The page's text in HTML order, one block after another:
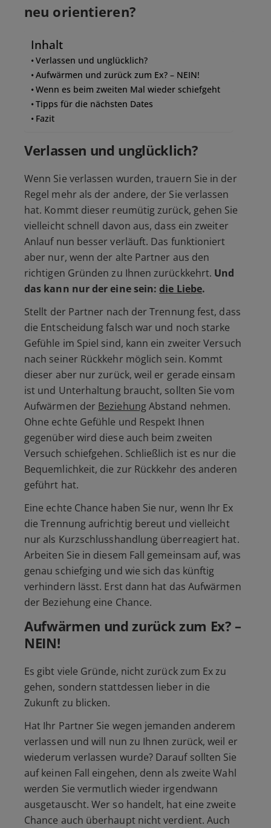
neu orientieren?
Inhalt
Verlassen und unglücklich?
Aufwärmen und zurück zum Ex? – NEIN!
Wenn es beim zweiten Mal wieder schiefgeht
Tipps für die nächsten Dates
Fazit
Verlassen und unglücklich?
Wenn Sie verlassen wurden, trauern Sie in der
Regel mehr als der andere, der Sie verlassen
hat. Kommt dieser reumütig zurück, gehen Sie
vielleicht schnell davon aus, dass ein zweiter
Anlauf nun besser verläuft. Das funktioniert
aber nur, wenn der alte Partner aus den
richtigen Gründen zu Ihnen zurückkehrt. Und
das kann nur der eine sein:die Liebe.
Stellt der Partner nach der Trennung fest, dass
die Entscheidung falsch war und noch starke
Gefühle im Spiel sind, kann ein zweiter Versuch
nach seiner Rückkehr möglich sein. Kommt
dieser aber nur zurück, weil er gerade einsam
ist und Unterhaltung braucht, sollten Sie vom
Aufwärmen der BeziehungAbstand nehmen.
Ohne echte Gefühle und Respekt Ihnen
gegenüber wird diese auch beim zweiten
Versuch schiefgehen. Schließlich ist es nur die
Bequemlichkeit, die zur Rückkehr des anderen
geführt hat.
Eine echte Chance haben Sie nur, wenn Ihr Ex
die Trennung aufrichtig bereut und vielleicht
nur als Kurzschlusshandlung überreagiert hat.
Arbeiten Sie in diesem Fall gemeinsam auf, was
genau schiefging und wie sich das künftig
verhindern lässt. Erst dann hat das Aufwärmen
der Beziehung eine Chance.
Aufwärmen und zurück zum Ex? –
NEIN!
Es gibt viele Gründe, nicht zurück zum Ex zu
gehen, sondern stattdessen lieber in die
Zukunft zu blicken.
Hat Ihr Partner Sie wegen jemanden anderem
verlassen und will nun zu Ihnen zurück, weil er
wiederum verlassen wurde? Darauf sollten Sie
auf keinen Fall eingehen, denn als zweite Wahl
werden Sie vermutlich wieder irgendwann
ausgetauscht. Wer so handelt, hat eine zweite
Chance auch überhaupt nicht verdient. Auch